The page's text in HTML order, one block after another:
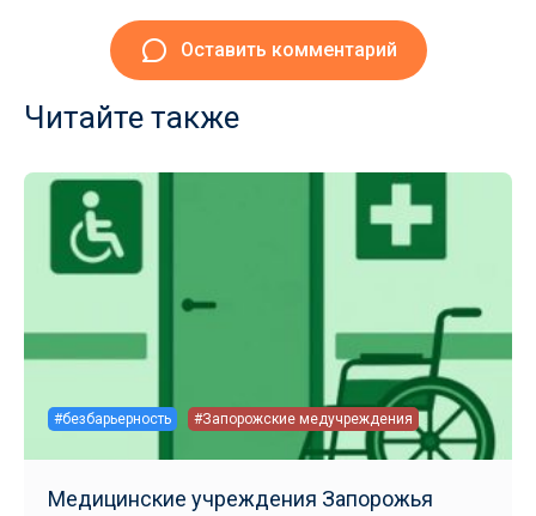
Оставить комментарий
Читайте также
#безбарьерность #Запорожские медучреждения
Медицинские учреждения Запорожья